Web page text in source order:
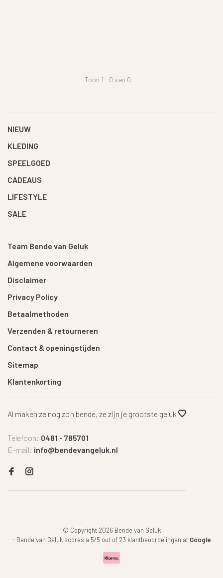
Toon 1 - 0 van 0
NIEUW
KLEDING
SPEELGOED
CADEAUS
LIFESTYLE
SALE
Team Bende van Geluk
Algemene voorwaarden
Disclaimer
Privacy Policy
Betaalmethoden
Verzenden & retourneren
Contact & openingstijden
Sitemap
Klantenkorting
Al maken ze nog zo'n bende, ze zijn je grootste geluk
Telefoon: 0481 - 785701
E-mail: info@bendevangeluk.nl
© Copyright 2026 Bende van Geluk
- Bende van Geluk scores a 5/5 out of 23 klantbeoordelingen at Google